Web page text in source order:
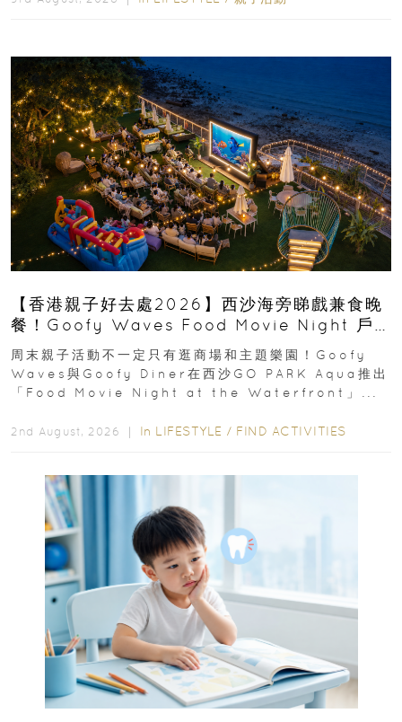
【香港親子好去處2026】西沙海旁睇戲兼食晚
餐！Goofy Waves Food Movie Night 戶
外影院逢週末登場
周末親子活動不一定只有逛商場和主題樂園！Goofy
Waves與Goofy Diner在西沙GO PARK Aqua推出
「Food Movie Night at the Waterfront」...
2nd August, 2026 ｜ In LIFESTYLE / FIND ACTIVITIES